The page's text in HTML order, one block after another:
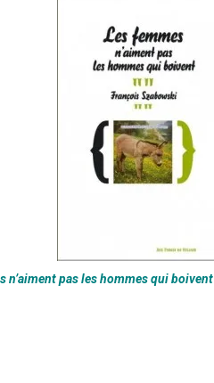
n’aiment pas les hommes qui boivent